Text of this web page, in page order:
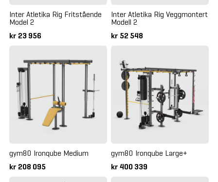
Inter Atletika Rig Fritstående
Model 2
kr 23 956
Inter Atletika Rig Veggmontert
Modell 2
kr 52 548
gym80 Ironqube Medium
kr 208 095
gym80 Ironqube Large+
kr 400 339